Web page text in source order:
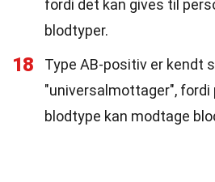
fordi det kan gives til
blodtyper.
18
Type AB-positiv er kendt
"universalmottager", fordi
blodtype kan modtage